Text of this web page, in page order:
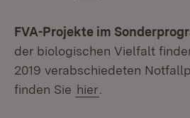
FVA-Projekte im
der biologischen Vielfalt
2019 verabschiedeten
finden Sie hier